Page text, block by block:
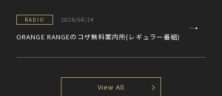
RADIO 2026/08/24
ORANGE RANGEのコザ無料案内所(レギュラー番組)
View All